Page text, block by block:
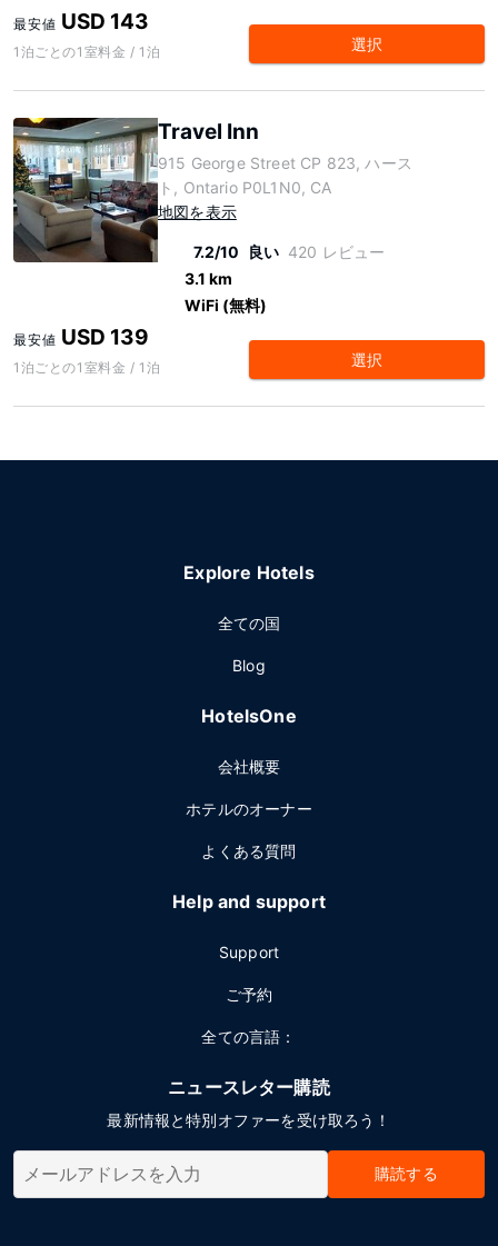
最安値 USD 143
1泊ごとの1室料金 / 1泊 選択
Travel Inn
915 George Street CP 823, ハース
ト, Ontario P0L1N0, CA
地図を表示
7.2/10 良い 420 レビュー
3.1 km
WiFi (無料)
最安値 USD 139
1泊ごとの1室料金 / 1泊 選択
Explore Hotels
全ての国
Blog
HotelsOne
会社概要
ホテルのオーナー
よくある質問
Help and support
Support
ご予約
全ての言語：
ニュースレター購読
最新情報と特別オファーを受け取ろう！
購読する